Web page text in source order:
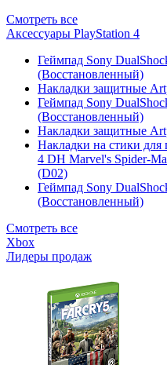
Смотреть все
Аксессуары PlayStation 4
Геймпад Sony
(Восстановленный)
Накладки защитные
Геймпад Sony
(Восстановленный)
Накладки защитные
Накладки на стики для
4 DH Marvel's Spider-
(D02)
Геймпад Sony
(Восстановленный)
Смотреть все
Xbox
Лидеры продаж